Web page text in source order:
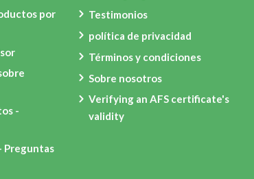
por
-
Preguntas
Testimonios
política de privacidad
Términos y condiciones
Sobre nosotros
Verifying an AFS certificate's
validity